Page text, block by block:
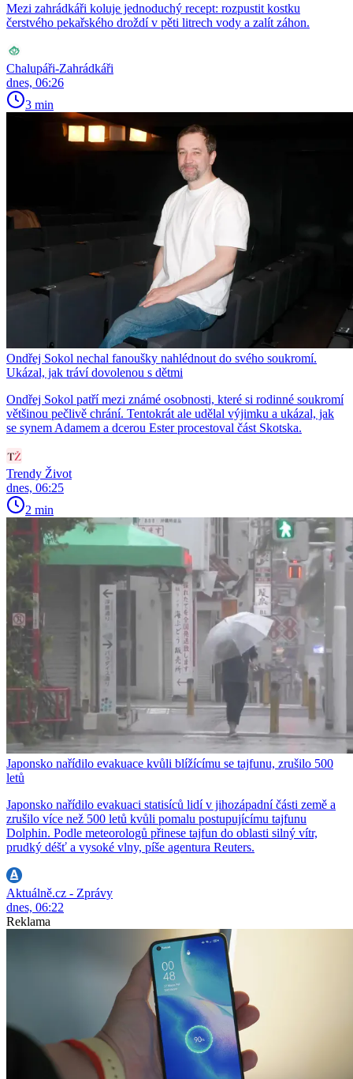
Mezi zahrádkáři koluje jednoduchý recept: rozpustit kostku
čerstvého pekařského droždí v pěti litrech vody a zalít záhon.
Chalupáři-Zahrádkáři
dnes, 06:26
3 min
Ondřej Sokol nechal fanoušky nahlédnout do svého soukromí.
Ukázal, jak tráví dovolenou s dětmi
Ondřej Sokol patří mezi známé osobnosti, které si rodinné soukromí
většinou pečlivě chrání. Tentokrát ale udělal výjimku a ukázal, jak
se synem Adamem a dcerou Ester procestoval část Skotska.
Trendy Život
dnes, 06:25
2 min
Japonsko nařídilo evakuace kvůli blížícímu se tajfunu, zrušilo 500
letů
Japonsko nařídilo evakuaci statisíců lidí v jihozápadní části země a
zrušilo více než 500 letů kvůli pomalu postupujícímu tajfunu
Dolphin. Podle meteorologů přinese tajfun do oblasti silný vítr,
prudký déšť a vysoké vlny, píše agentura Reuters.
Aktuálně.cz - Zprávy
dnes, 06:22
Reklama